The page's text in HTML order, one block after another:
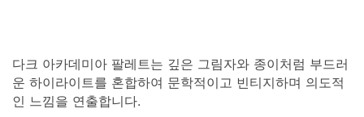
다크 아카데미아 팔레트는 깊은 그림자와 종이처럼 부드러
운 하이라이트를 혼합하여 문학적이고 빈티지하며 의도적
인 느낌을 연출합니다.